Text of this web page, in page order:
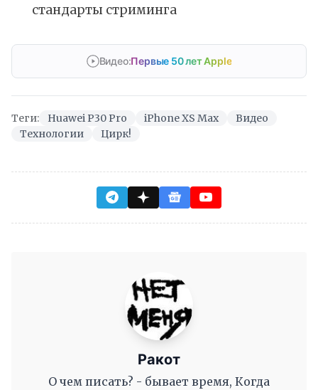
стандарты стриминга
Видео:Первые 50 лет Apple
Теги: Huawei P30 Pro iPhone XS Max
Видео
Технологии
Цирк!
Ракот
О чем писать? - бывает время, Когда